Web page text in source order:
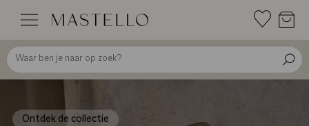
inhoud
Ontdek de collectie